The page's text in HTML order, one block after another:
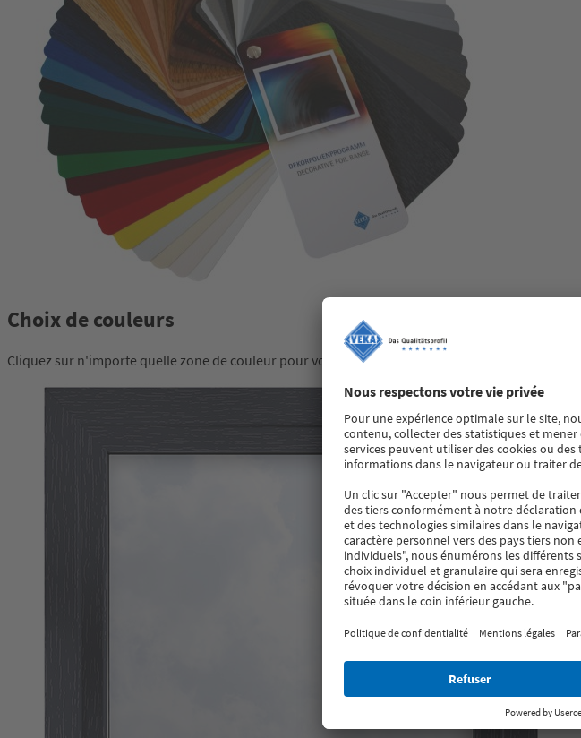
Choix de couleurs
Cliquez sur n'importe quelle zone de couleur pour voir la fenêtre dans la couleur choisie.